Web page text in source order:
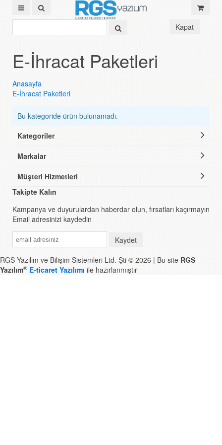
Kapat
E-İhracat Paketleri
Anasayfa
E-İhracat Paketleri
Bu kategoride ürün bulunamadı.
Kategoriler
Markalar
Müşteri Hizmetleri
Takipte Kalın
Kampanya ve duyurulardan haberdar olun, fırsatları kaçırmayın
Email adresinizi kaydedin
Kaydet
RGS Yazılım ve Bilişim Sistemleri Ltd. Şti © 2026 | Bu site RGS
Yazılım® E-ticaret Yazılımı ile hazırlanmıştır